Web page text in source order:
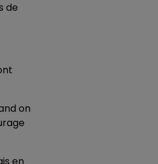
de
on